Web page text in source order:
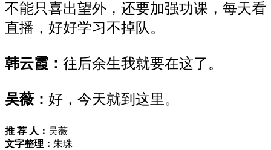
不能只喜出望外，还要加强功课，每天看
直播，好好学习不掉队。
韩云霞： 往后余生我就要在这了。
吴薇： 好，今天就到这里。
推 荐 人： 吴薇
文字整理： 朱珠